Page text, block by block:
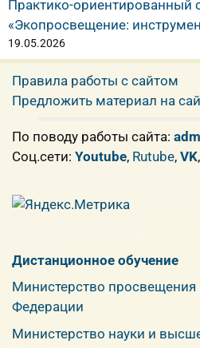
Практико-ориентированный
«Экопросвещение:
19.05.2026
Правила работы с сайтом
Предложить материал на
По поводу работы сайта:
Cоц.сети: Youtube, Rutube, VK,
Дистанционное обучение
Министерство просвещения
Федерации
Министерство науки и